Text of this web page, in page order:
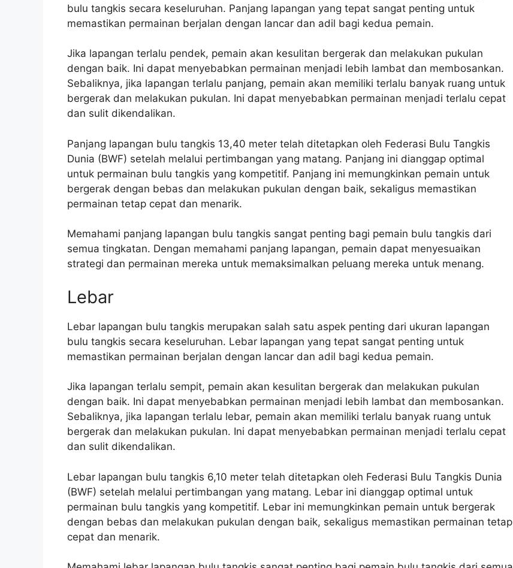
bulu tangkis secara keseluruhan. Panjang lapangan yang tepat sangat penting untuk
memastikan permainan berjalan dengan lancar dan adil bagi kedua pemain.
Jika lapangan terlalu pendek, pemain akan kesulitan bergerak dan melakukan pukulan
dengan baik. Ini dapat menyebabkan permainan menjadi lebih lambat dan membosankan.
Sebaliknya, jika lapangan terlalu panjang, pemain akan memiliki terlalu banyak ruang untuk
bergerak dan melakukan pukulan. Ini dapat menyebabkan permainan menjadi terlalu cepat
dan sulit dikendalikan.
Panjang lapangan bulu tangkis 13,40 meter telah ditetapkan oleh Federasi Bulu Tangkis
Dunia (BWF) setelah melalui pertimbangan yang matang. Panjang ini dianggap optimal
untuk permainan bulu tangkis yang kompetitif. Panjang ini memungkinkan pemain untuk
bergerak dengan bebas dan melakukan pukulan dengan baik, sekaligus memastikan
permainan tetap cepat dan menarik.
Memahami panjang lapangan bulu tangkis sangat penting bagi pemain bulu tangkis dari
semua tingkatan. Dengan memahami panjang lapangan, pemain dapat menyesuaikan
strategi dan permainan mereka untuk memaksimalkan peluang mereka untuk menang.
Lebar
Lebar lapangan bulu tangkis merupakan salah satu aspek penting dari ukuran lapangan
bulu tangkis secara keseluruhan. Lebar lapangan yang tepat sangat penting untuk
memastikan permainan berjalan dengan lancar dan adil bagi kedua pemain.
Jika lapangan terlalu sempit, pemain akan kesulitan bergerak dan melakukan pukulan
dengan baik. Ini dapat menyebabkan permainan menjadi lebih lambat dan membosankan.
Sebaliknya, jika lapangan terlalu lebar, pemain akan memiliki terlalu banyak ruang untuk
bergerak dan melakukan pukulan. Ini dapat menyebabkan permainan menjadi terlalu cepat
dan sulit dikendalikan.
Lebar lapangan bulu tangkis 6,10 meter telah ditetapkan oleh Federasi Bulu Tangkis Dunia
(BWF) setelah melalui pertimbangan yang matang. Lebar ini dianggap optimal untuk
permainan bulu tangkis yang kompetitif. Lebar ini memungkinkan pemain untuk bergerak
dengan bebas dan melakukan pukulan dengan baik, sekaligus memastikan permainan tetap
cepat dan menarik.